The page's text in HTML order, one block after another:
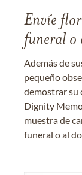
Envíe
funeral o
Además de
pequeño
demostrar su
Dignity
muestra de
funeral o al